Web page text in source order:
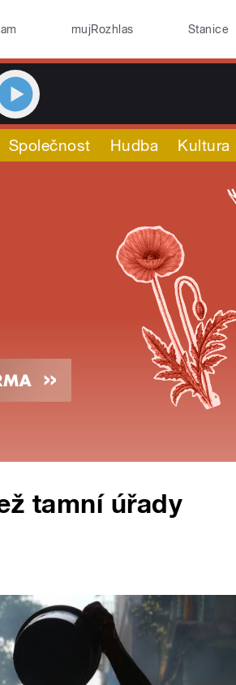
mujRozhlas Stanice
Společnost Hudba Kultura
tamní úřady